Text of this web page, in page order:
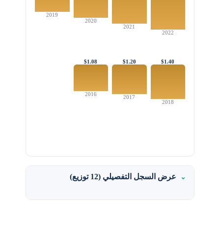
2022
2021
2020
2019
$1.40
2018
$1.20
2017
$1.08
2016
عرض السجل التفصيلي (12 توزيع)